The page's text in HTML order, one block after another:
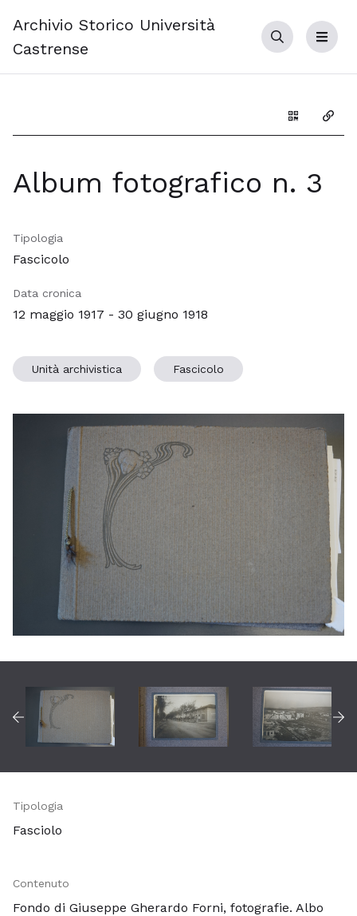
Archivio Storico Università
Castrense
Cerca Menu
Genera il
Album fotografico n. 3
Tipologia
Fascicolo
Data cronica
12 maggio 1917 - 30 giugno 1918
Unità archivistica Fascicolo
Tipologia
Fasciolo
Contenuto
Fondo di Giuseppe Gherardo Forni, fotografie. Albo